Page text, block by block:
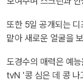
또한 5일 공개되는
맡아 새로운 얼굴을
도경수의 매력은 예
tvN '콩 심은 데 콩 나